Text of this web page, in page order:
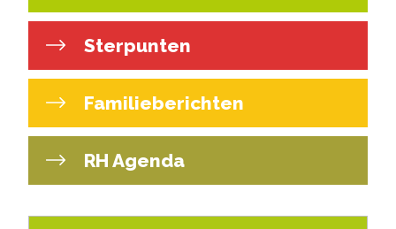
Sterpunten
Familieberichten
RH Agenda